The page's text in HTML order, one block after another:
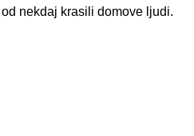
nekdaj krasili domove ljudi.